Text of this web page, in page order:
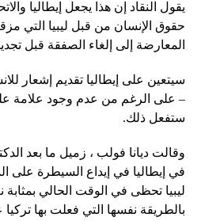
يقول النقاد إن هذا يجعل إيطاليا
حقوق الإنسان من قبل ليبيا التي
المعارضة إلى إلغاء الصفقة قبل
سيتعين على إيطاليا تقديم إشعار
– على الرغم من عدم وجود علامة
ستفعل ذلك.
وقالت ديانا فولب ، زميل ما بعد
في إيطاليا في إيداع السيطرة على
ليبيا تحظى في الوقت الحالي بمثابة
بالطريقة نفسها التي فعلت بها تركيا